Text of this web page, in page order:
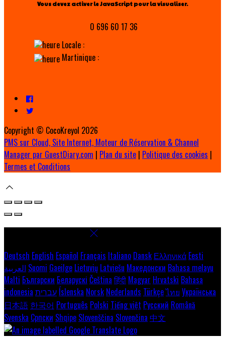
Vous devez activer le JavaScript pour la visualiser.
0 696 60 17 36
Locale :
Martinique :
Copyright © CocoKreyol 2026
PMS sur Cloud, Site Internet, Moteur de Réservation & Channel
Manager par GuestDiary.com | Plan du site | Politique des cookies |
Termes et Conditions
Deutsch English Español Français Italiano Dansk Ελληνικά Eesti
العربية Suomi Gaeilge Lietuvių Latviešu Македонски Bahasa melayu
Malti Български Беларускі Čeština हिंदी Magyar Hrvatski Bahasa
indonesia עברית Íslenska Norsk Nederlands Türkçeไทย Українська
日本語 한국어 Português Polski Tiếng việt Русский Română
Svenska Српски Shqipe Slovenščina Slovenčina 中文